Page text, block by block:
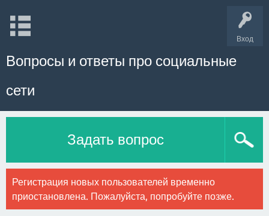
Вход
Вопросы и ответы про социальные
сети
Задать вопрос
Регистрация новых пользователей временно
приостановлена. Пожалуйста, попробуйте позже.